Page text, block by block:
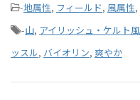
-地属性, フィールド, 風属性,
-山, アイリッシュ・ケルト風
ッスル, バイオリン, 爽やか